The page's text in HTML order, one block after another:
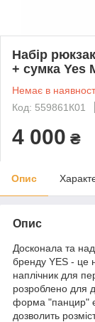
Набір
+ сумка Yes
Немає в
Код: 559861К01
4 000 ₴
Опис
Опис
Досконала та
бренду YES - це
наплічник для
розроблено для
форма "панцир"
дозволить